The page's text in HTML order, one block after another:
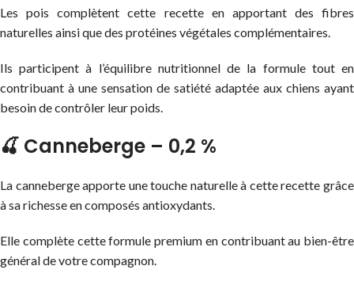
Les pois complètent cette recette en apportant des fibres
naturelles ainsi que des protéines végétales complémentaires.
Ils participent à l’équilibre nutritionnel de la formule tout en
contribuant à une sensation de satiété adaptée aux chiens ayant
besoin de contrôler leur poids.
🍒 Canneberge – 0,2 %
La canneberge apporte une touche naturelle à cette recette grâce
à sa richesse en composés antioxydants.
Elle complète cette formule premium en contribuant au bien-être
général de votre compagnon.